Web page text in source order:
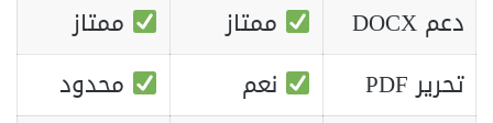
دعم DOCX
ممتاز
ممتاز
تحرير PDF
نعم
محدود